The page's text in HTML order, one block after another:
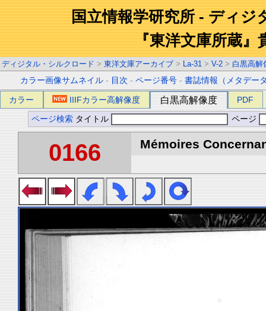
国立情報学研究所 - ディジ
『東洋文庫所蔵』
ディジタル・シルクロード > 東洋文庫アーカイブ > La-31 > V-2 > 白黒高解
カラー画像サムネイル - 目次 -ページ番号 -書誌情報（メタデー
カラー IIIFカラー高解像度 白黒高解像度 PDF
ページ検索 タイトル ページ
0166 Mémoires